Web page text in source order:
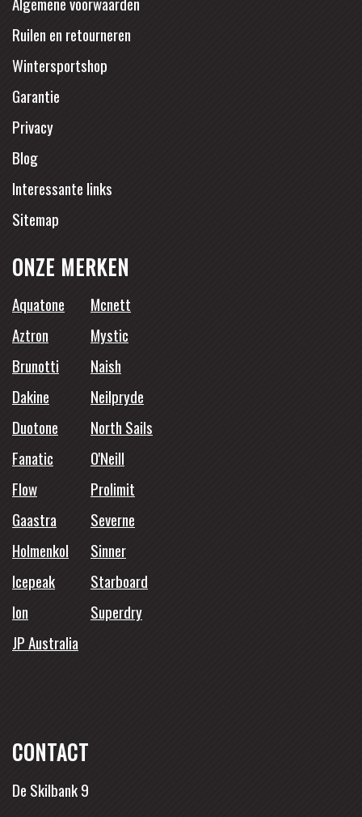
Ruilen en retourneren
Wintersportshop
Garantie
Privacy
Blog
Interessante links
Sitemap
ONZE MERKEN
Aquatone
Mcnett
Aztron
Mystic
Brunotti
Naish
Dakine
Neilpryde
Duotone
North Sails
Fanatic
O'Neill
Flow
Prolimit
Gaastra
Severne
Holmenkol
Sinner
Icepeak
Starboard
Ion
Superdry
JP Australia
CONTACT
De Skilbank 9